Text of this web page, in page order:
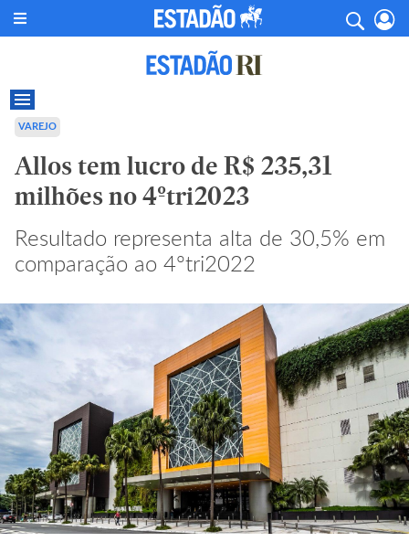
VAREJO
Allos tem lucro de R$ 235,31
milhões no 4ºtri2023
Resultado representa alta de 30,5% em
comparação ao 4ºtri2022